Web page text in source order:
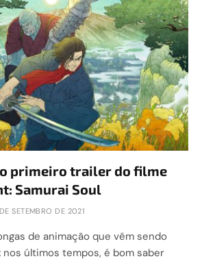
primeiro trailer do filme
Samurai Soul
SETEMBRO DE 2021
de animação que vêm sendo
nos últimos tempos, é bom saber